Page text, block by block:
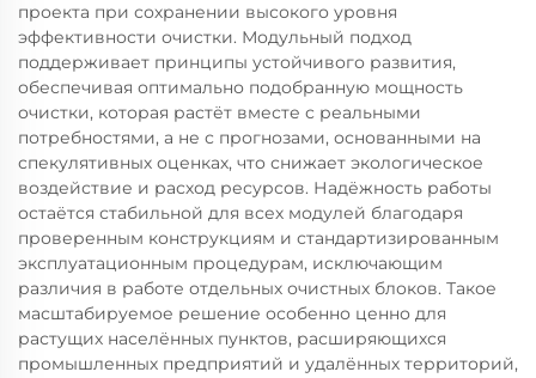
проекта при сохранении высокого уровня
эффективности очистки. Модульный подход
поддерживает принципы устойчивого развития,
обеспечивая оптимально подобранную мощность
очистки, которая растёт вместе с реальными
потребностями, а не с прогнозами, основанными на
спекулятивных оценках, что снижает экологическое
воздействие и расход ресурсов. Надёжность работы
остаётся стабильной для всех модулей благодаря
проверенным конструкциям и стандартизированным
эксплуатационным процедурам, исключающим
различия в работе отдельных очистных блоков. Такое
масштабируемое решение особенно ценно для
растущих населённых пунктов, расширяющихся
промышленных предприятий и удалённых территорий,